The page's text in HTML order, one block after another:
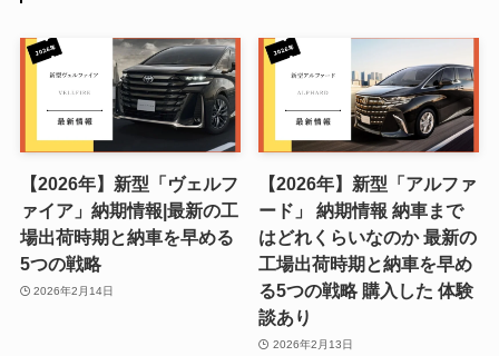
【2026年】新型「ヴェルフ
ァイア」納期情報|最新の工
場出荷時期と納車を早める
5つの戦略
2026年2月14日
【2026年】新型「アルファ
ード」 納期情報 納車まで
はどれくらいなのか 最新の
工場出荷時期と納車を早め
る5つの戦略 購入した 体験
談あり
2026年2月13日